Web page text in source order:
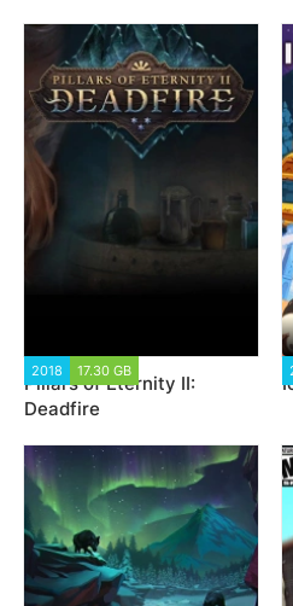
2018 17.30 GB
Pillars of Eternity II:
Deadfire